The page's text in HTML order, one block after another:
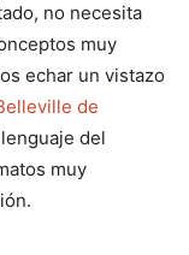
no necesita
muy
echar un vistazo
de
del
muy